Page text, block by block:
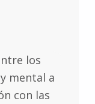
los
mental a
con las